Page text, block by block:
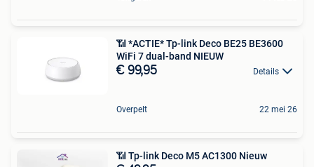
📶 *ACTIE* Tp-link Deco BE25 BE3600
WiFi 7 dual-band NIEUW
€ 99,95 Details
Overpelt 22 mei 26
📶 Tp-link Deco M5 AC1300 Nieuw